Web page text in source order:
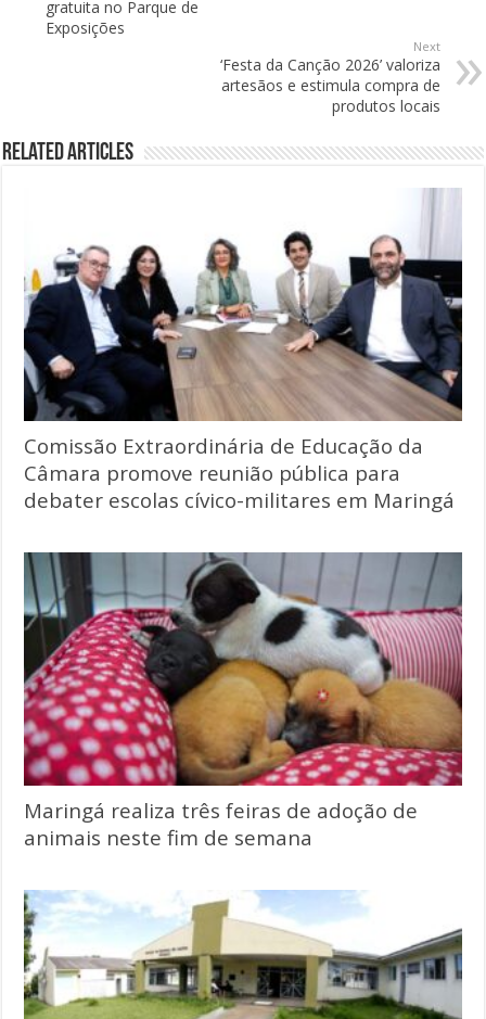
gratuita no Parque de
Exposições
Next
‘Festa da Canção 2026’ valoriza
artesãos e estimula compra de
produtos locais
Related Articles
Comissão Extraordinária de Educação da
Câmara promove reunião pública para
debater escolas cívico-militares em Maringá
Maringá realiza três feiras de adoção de
animais neste fim de semana